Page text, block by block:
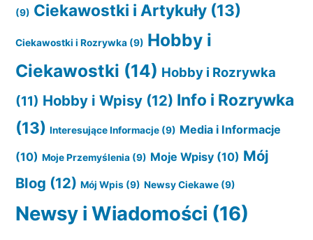
(9) Ciekawostki i Artykuły (13)
Ciekawostki i Rozrywka (9) Hobby i
Ciekawostki (14) Hobby i Rozrywka
(11) Hobby i Wpisy (12) Info i Rozrywka
(13) Interesujące Informacje (9) Media i Informacje
(10) Moje Przemyślenia (9) Moje Wpisy (10) Mój
Blog (12) Mój Wpis (9) Newsy Ciekawe (9)
Newsy i Wiadomości (16)